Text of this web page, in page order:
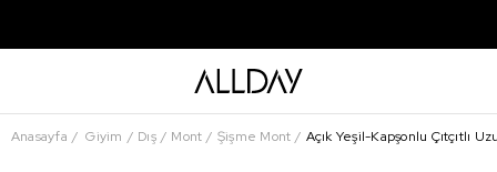
Anasayfa Giyim Dış Mont Şişme Mont Açık Yeşil-Kapşonlu Çıtçıtlı